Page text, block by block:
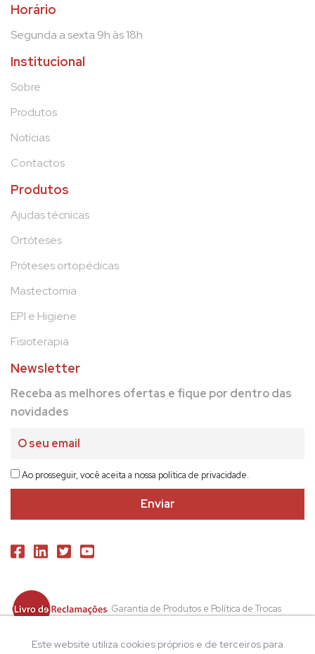
Horário
Segunda a sexta 9h às 18h
Institucional
Sobre
Produtos
Notícias
Contactos
Produtos
Ajudas técnicas
Ortóteses
Próteses ortopédicas
Mastectomia
EPI e Higiene
Fisioterapia
Newsletter
Receba as melhores ofertas e fique por dentro das
novidades
Ao prosseguir, você aceita a nossa política de privacidade.
Garantia de Produtos e Política de Trocas
Política de Privacidade
Este website utiliza cookies próprios e de terceiros para